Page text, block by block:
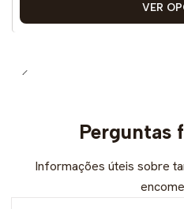
VER
Perguntas
Informações úteis sobre